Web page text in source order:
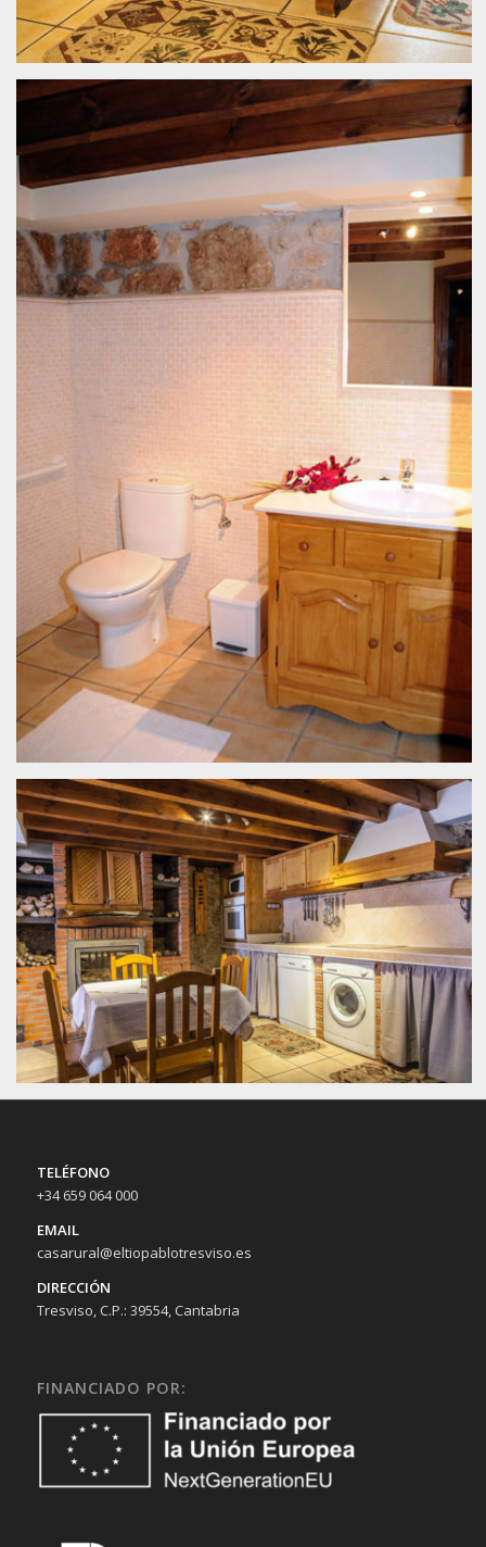
TELÉFONO
+34 659 064 000
EMAIL
casarural@eltiopablotresviso.es
DIRECCIÓN
Tresviso, C.P.: 39554, Cantabria
FINANCIADO POR: